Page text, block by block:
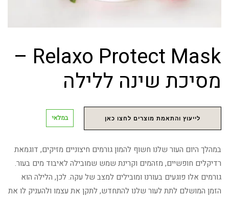
Relaxo Protect Mask –
מסיכת שינה ללילה
לייעוץ והתאמת מוצרים לחצו כאן במלאי
במהלך היום העור שלנו חשוף להמון גורמים חיצוניים מזיקים, דוגמאת
רדיקלים חופשיים, מזהמים וקרינת שמש שמובילה לאיבוד מים בעור.
גורמים אלו פוגעים בעורנו ומובילים למצב של עקה. לכן, הלילה הוא
הזמן המושלם לתת לעור שלנו להתחדש, לתקן את עצמו ולהעניק לו את